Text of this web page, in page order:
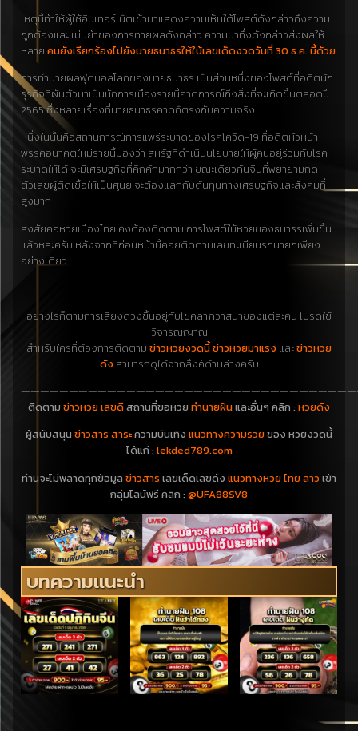
เหตุนี้ทำให้ผู้ใช้อินเทอร์เน็ตเข้ามาแสดงความเห็นใต้โพสต์ดังกล่าวถึงความ
ถูกต้องและแม่นยำของการทายผลดังกล่าว ความน่าทึ่งดังกล่าวส่งผลให้
หลาย คนยังเรียกร้องไปยังนายธนาธรให้ใบ้เลขเด็ดงวดวันที่ 30 ธ.ค. นี้ด้วย
การทำนายผลฟุตบอลโลกของนายธนาธร เป็นส่วนหนึ่งของโพสต์ที่อดีตนัก
ธุรกิจที่ผันตัวมาเป็นนักการเมืองรายนี้คาดการณ์ถึงสิ่งที่จะเกิดขึ้นตลอดปี
2565 ซึ่งหลายเรื่องที่นายธนาธรคาดก็ตรงกับความจริง
หนึ่งในนั้นคือสถานการณ์การแพร่ระบาดของโรคโควิด-19 ที่อดีตหัวหน้า
พรรคอนาคตใหม่รายนี้มองว่า สหรัฐที่ดำเนินนโยบายให้ผู้คนอยู่ร่วมกับโรค
ระบาดให้ได้ จะมีเศรษฐกิจที่คึกคักมากกว่า ขณะเดียวกันจีนที่พยายามกด
ตัวเลขผู้ติดเชื้อให้เป็นศูนย์ จะต้องแลกกับต้นทุนทางเศรษฐกิจและสังคมที่
สูงมาก
สงสัยคอหวยเมืองไทย คงต้องติดตาม การโพสต์ใบ้หวยของธนาธรเพิ่มขึ้น
แล้วหละครับ หลังจากที่ก่อนหน้านี้คอยติดตามเลขทะเบียนรถนายกเพียง
อย่างเดียว
อย่างไรก็ตามการเสี่ยงดวงขึ้นอยู่กับโชคลาภวาสนาของแต่ละคน โปรดใช้
วิจารณญาณ
สำหรับใครที่ต้องการติดตาม ข่าวหวยงวดนี้ ข่าวหวยมาแรง และข่าวหวย
ดังสามารถดูได้จากลิ้งค์ด้านล่างครับ
ติดตาม ข่าวหวย เลขดีสถานที่ขอหวย ทำนายฝันและอื่นๆ คลิก : หวยดัง
ผู้สนับสนุน ข่าวสาร สาระความบันเทิง แนวทางความรวยของ หวยงวดนี้
ได้แก่ : lekded789.com
ท่านจะไม่พลาดทุกข้อมูล ข่าวสาร เลขเด็ดเลขดัง แนวทางหวย ไทย ลาว เข้า
กลุ่มไลน์ฟรี คลิก : @UFA88SV8
บทความแนะนำ